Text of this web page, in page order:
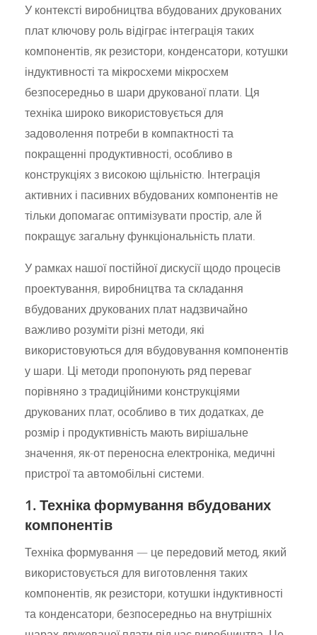
У контексті виробництва вбудованих друкованих
плат ключову роль відіграє інтеграція таких
компонентів, як резистори, конденсатори, котушки
індуктивності та мікросхеми мікросхем
безпосередньо в шари друкованої плати. Ця
техніка широко використовується для
задоволення потреби в компактності та
покращенні продуктивності, особливо в
конструкціях з високою щільністю. Інтеграція
активних і пасивних вбудованих компонентів не
тільки допомагає оптимізувати простір, але й
покращує загальну функціональність плати.
У рамках нашої постійної дискусії щодо процесів
проектування, виробництва та складання
вбудованих друкованих плат надзвичайно
важливо розуміти різні методи, які
використовуються для вбудовування компонентів
у шари. Ці методи пропонують ряд переваг
порівняно з традиційними конструкціями
друкованих плат, особливо в тих додатках, де
розмір і продуктивність мають вирішальне
значення, як-от переносна електроніка, медичні
пристрої та автомобільні системи.
1. Техніка формування вбудованих
компонентів
Техніка формування — це передовий метод, який
використовується для виготовлення таких
компонентів, як резистори, котушки індуктивності
та конденсатори, безпосередньо на внутрішніх